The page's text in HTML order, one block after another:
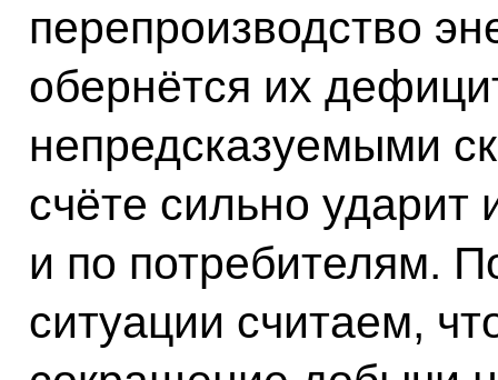
перепроизводство
обернётся их
непредсказуемыми
счёте сильно ударит
и по потребителям.
ситуации считаем,